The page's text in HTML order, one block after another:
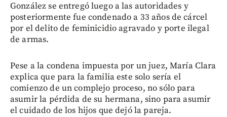
González se entregó luego a las autoridades y
posteriormente fue condenado a 33 años de cárcel
por el delito de feminicidio agravado y porte ilegal
de armas.
Pese a la condena impuesta por un juez, María Clara
explica que para la familia este solo sería el
comienzo de un complejo proceso, no sólo para
asumir la pérdida de su hermana, sino para asumir
el cuidado de los hijos que dejó la pareja.